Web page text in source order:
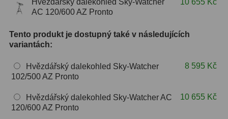
CLS a UHC
Širokopásmové 13
Hβ6
AC 120/600 AZ Pronto
Tento produkt je dostupný také v následujících
variantách:
Hvězdářský dalekohled Sky-Watcher
102/500 AZ Pronto
8 595 Kč
Hvězdářský dalekohled Sky-Watcher AC
120/600 AZ Pronto
10 655 Kč